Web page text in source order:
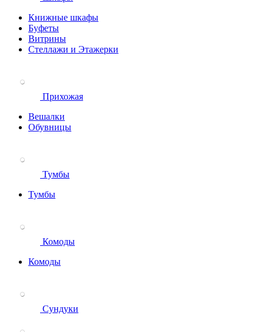
Книжные шкафы
Буфеты
Витрины
Стеллажи и Этажерки
Прихожая
Вешалки
Обувницы
Тумбы
Тумбы
Комоды
Комоды
Сундуки